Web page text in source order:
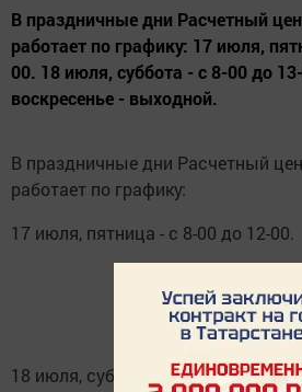
В праздничные дни Расчетный
работает по графику: 17 июля,
00. 18 июля, суббота - с 8-00 до
воскресенье - выходной.
В праздничные дни Расчетный
работает по графику:
17 июля, пятница - с 8-00 до 12-00.
18 июля, суббота - с 8-00 до 13-00.